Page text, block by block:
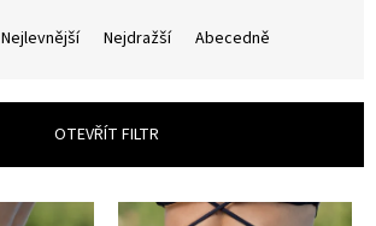
Nejlevnější Nejdražší Abecedně
OTEVŘÍT FILTR